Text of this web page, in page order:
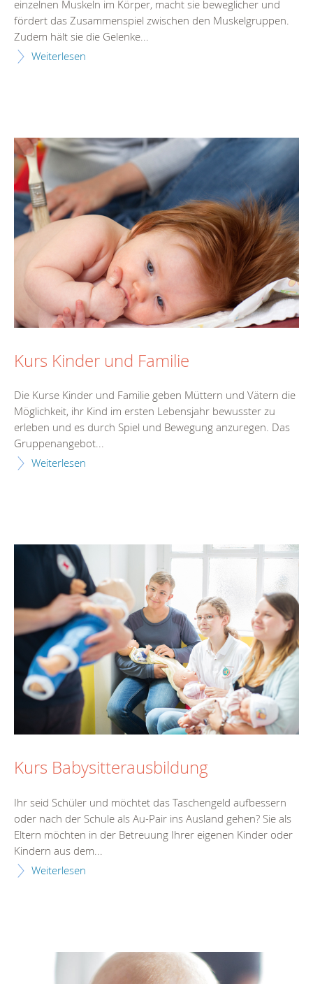
einzelnen Muskeln im Körper, macht sie beweglicher und
fördert das Zusammenspiel zwischen den Muskelgruppen.
Zudem hält sie die Gelenke...
Weiterlesen
Kurs Kinder und Familie
Die Kurse Kinder und Familie geben Müttern und Vätern die
Möglichkeit, ihr Kind im ersten Lebensjahr bewusster zu
erleben und es durch Spiel und Bewegung anzuregen. Das
Gruppenangebot...
Weiterlesen
Kurs Babysitterausbildung
Ihr seid Schüler und möchtet das Taschengeld aufbessern
oder nach der Schule als Au-Pair ins Ausland gehen? Sie als
Eltern möchten in der Betreuung Ihrer eigenen Kinder oder
Kindern aus dem...
Weiterlesen